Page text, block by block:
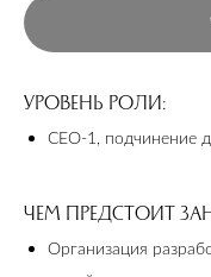
УРОВЕНЬ РОЛИ:
СЕО-1, подчинение
ЧЕМ ПРЕДСТОИТ
Организация